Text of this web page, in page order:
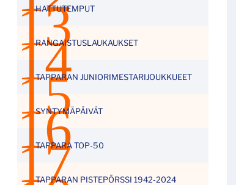
HATTUTEMPUT
RANGAISTUSLAUKAUKSET
TAPPARAN JUNIORIMESTARIJOUKKUEET
SYNTYMÄPÄIVÄT
TAPPARA TOP-50
TAPPARAN PISTEPÖRSSI 1942-2024